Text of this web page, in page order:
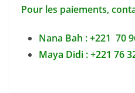
Pour les paiements,
Nana Bah : +221 70
Maya Didi : +221 76